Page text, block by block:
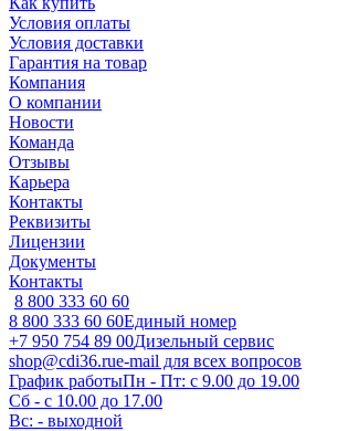
Условия оплаты
Условия доставки
Гарантия на товар
Компания
О компании
Новости
Команда
Отзывы
Карьера
Контакты
Реквизиты
Лицензии
Документы
Контакты
8 800 333 60 60
8 800 333 60 60Единый номер
+7 950 754 89 00Дизельный сервис
shop@cdi36.rue-mail для всех вопросов
График работыПн - Пт: с 9.00 до 19.00
Сб - с 10.00 до 17.00
Вс: - выходной